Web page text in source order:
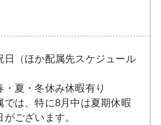
（ほか配属先スケジュール
夏・冬休み休暇有り
では、特に8月中は夏期休暇
ございます。